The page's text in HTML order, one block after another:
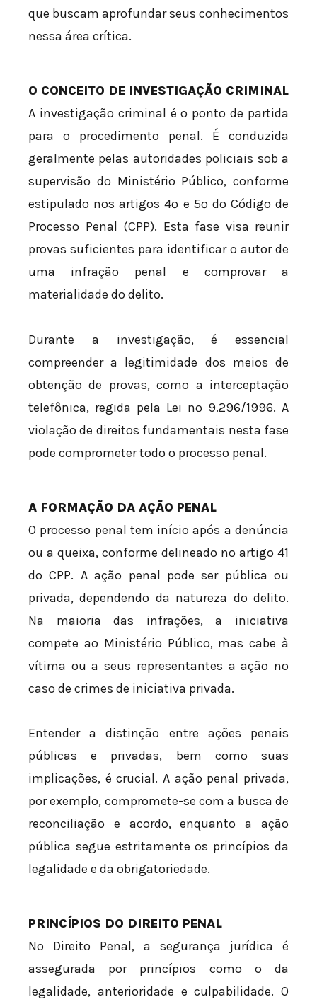
que buscam aprofundar seus conhecimentos
nessa área crítica.
O CONCEITO DE INVESTIGAÇÃO CRIMINAL
A investigação criminal é o ponto de partida
para o procedimento penal. É conduzida
geralmente pelas autoridades policiais sob a
supervisão do Ministério Público, conforme
estipulado nos artigos 4º e 5º do Código de
Processo Penal (CPP). Esta fase visa reunir
provas suficientes para identificar o autor de
uma infração penal e comprovar a
materialidade do delito.
Durante a investigação, é essencial
compreender a legitimidade dos meios de
obtenção de provas, como a interceptação
telefônica, regida pela Lei nº 9.296/1996. A
violação de direitos fundamentais nesta fase
pode comprometer todo o processo penal.
A FORMAÇÃO DA AÇÃO PENAL
O processo penal tem início após a denúncia
ou a queixa, conforme delineado no artigo 41
do CPP. A ação penal pode ser pública ou
privada, dependendo da natureza do delito.
Na maioria das infrações, a iniciativa
compete ao Ministério Público, mas cabe à
vítima ou a seus representantes a ação no
caso de crimes de iniciativa privada.
Entender a distinção entre ações penais
públicas e privadas, bem como suas
implicações, é crucial. A ação penal privada,
por exemplo, compromete-se com a busca de
reconciliação e acordo, enquanto a ação
pública segue estritamente os princípios da
legalidade e da obrigatoriedade.
PRINCÍPIOS DO DIREITO PENAL
No Direito Penal, a segurança jurídica é
assegurada por princípios como o da
legalidade, anterioridade e culpabilidade. O